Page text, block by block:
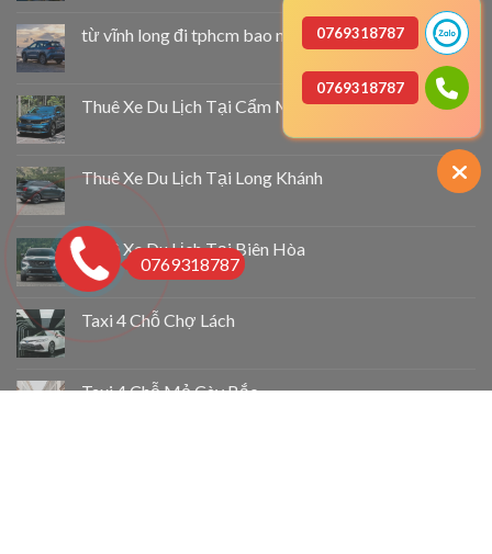
từ vĩnh long đi tphcm bao nhiêu km
Thuê Xe Du Lịch Tại Cẩm Mỹ
Thuê Xe Du Lịch Tại Long Khánh
Thuê Xe Du Lịch Tại Biên Hòa
Taxi 4 Chỗ Chợ Lách
Taxi 4 Chỗ Mỏ Cày Bắc
0769318787
0769318787
0769318787